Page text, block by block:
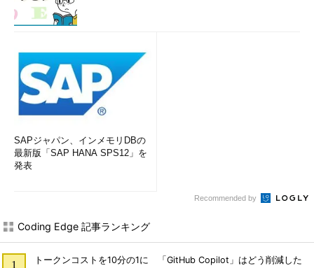
SAPジャパン、インメモリDBの
最新版「SAP HANA SPS12」を
発表
Recommended by
Coding Edge 記事ランキング
トークンコストを10分の1に 「GitHub Copilot」はどう削減した